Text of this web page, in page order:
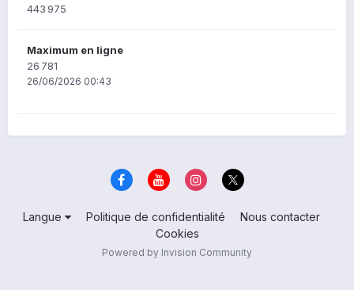
443 975
Maximum en ligne
26 781
26/06/2026 00:43
Langue Politique de confidentialité
Nous contacter
Cookies
Powered by Invision Community